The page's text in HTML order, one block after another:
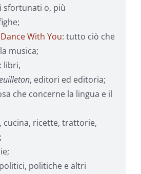
sfortunati o, più
With You: tutto ciò che
musica;
: libri,
, editori ed editoria;
che concerne la lingua e il
cucina, ricette, trattorie,
politiche e altri